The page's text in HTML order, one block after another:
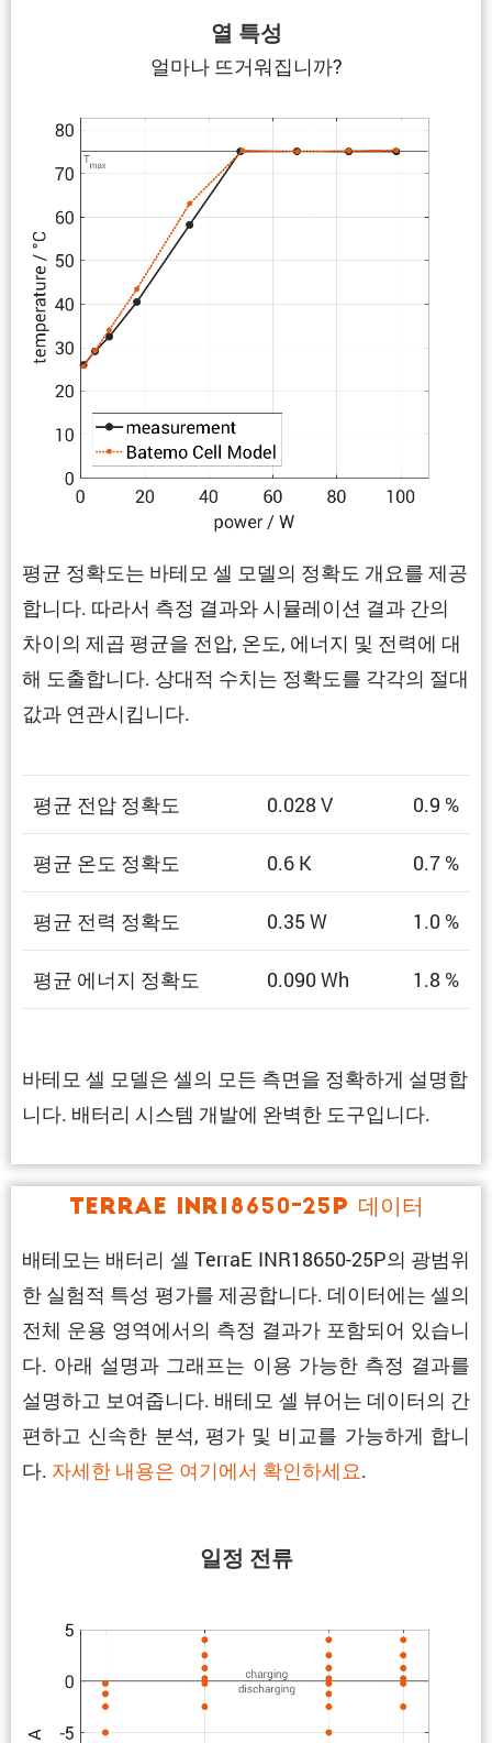
열 특성
얼마나 뜨거워집니까?
평균 정확도는 바테모 셀 모델의 정확도 개요를 제공
합니다. 따라서 측정 결과와 시뮬레이션 결과 간의
차이의 제곱 평균을 전압, 온도, 에너지 및 전력에 대
해 도출합니다. 상대적 수치는 정확도를 각각의 절대
값과 연관시킵니다.
평균 전압 정확도 0.028 V 0.9 %
평균 온도 정확도 0.6 K 0.7 %
평균 전력 정확도 0.35 W 1.0 %
평균 에너지 정확도 0.090 Wh 1.8 %
바테모 셀 모델은 셀의 모든 측면을 정확하게 설명합
니다. 배터리 시스템 개발에 완벽한 도구입니다.
TerraE INR18650-25P 데이터
배테모는 배터리 셀 TerraE INR18650-25P의 광범위
한 실험적 특성 평가를 제공합니다. 데이터에는 셀의
전체 운용 영역에서의 측정 결과가 포함되어 있습니
다. 아래 설명과 그래프는 이용 가능한 측정 결과를
설명하고 보여줍니다. 배테모 셀 뷰어는 데이터의 간
편하고 신속한 분석, 평가 및 비교를 가능하게 합니
다. 자세한 내용은 여기에서 확인하세요.
일정 전류